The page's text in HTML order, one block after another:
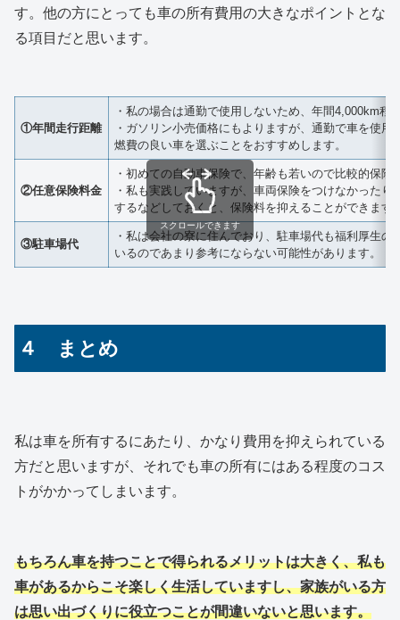
す。他の方にとっても車の所有費用の大きなポイントとな
る項目だと思います。
①年間走行距離
・私の場合は通勤で使用しないため、年間4,000km程
・ガソリン小売価格にもよりますが、通勤で車を使用
燃費の良い車を選ぶことをおすすめします。
②任意保険料金
・初めての自動車保険で、年齢も若いので比較的保険
・私も実践していますが、車両保険をつけなかったり
するなどしておくと、保険料を抑えることができます
③駐車場代
・私は会社の寮に住んでおり、駐車場代も福利厚生の
いるのであまり参考にならない可能性があります。
スクロールできます
４ まとめ
私は車を所有するにあたり、かなり費用を抑えられている
方だと思いますが、それでも車の所有にはある程度のコス
トがかかってしまいます。
もちろん車を持つことで得られるメリットは大きく、私も
車があるからこそ楽しく生活していますし、家族がいる方
は思い出づくりに役立つことが間違いないと思います。